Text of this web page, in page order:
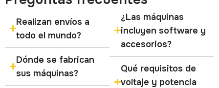
Realizan envíos a
todo el mundo?
Dónde se fabrican
sus máquinas?
¿Las máquinas
incluyen software y
accesorios?
Qué requisitos de
voltaje y potencia